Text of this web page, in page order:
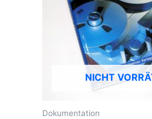
NICHT
Dokumentation